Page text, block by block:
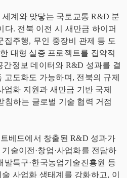
계와 맞닿는 국토교통 R&D 분
다. 전북 이전 시 새만금 하이퍼
집주행, 무인 중장비 관제 등 도
대형 실증 프로젝트를 집약적
정보 데이터와 R&D 성과를 결
도화도 가능하며, 전북의 규제
화 지원과 새만금 기반 국제
침하는 글로벌 기술 협력 거점
베드에서 창출된 R&D 성과가
술이전·창업·사업화를 전담하
발특구·한국농업기술진흥원 등
사업화 생태계를 강화하고, 이